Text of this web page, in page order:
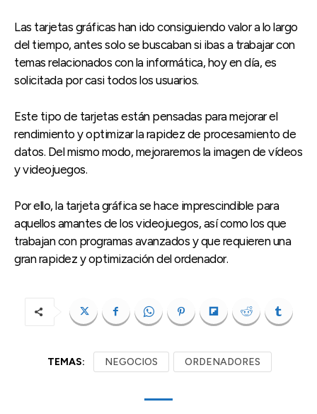
Las tarjetas gráficas han ido consiguiendo valor a lo largo
del tiempo, antes solo se buscaban si ibas a trabajar con
temas relacionados con la informática, hoy en día, es
solicitada por casi todos los usuarios.
Este tipo de tarjetas están pensadas para mejorar el
rendimiento y optimizar la rapidez de procesamiento de
datos. Del mismo modo, mejoraremos la imagen de vídeos
y videojuegos.
Por ello, la tarjeta gráfica se hace imprescindible para
aquellos amantes de los videojuegos, así como los que
trabajan con programas avanzados y que requieren una
gran rapidez y optimización del ordenador.
TEMAS: NEGOCIOS ORDENADORES